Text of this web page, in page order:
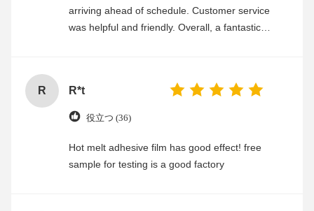
arriving ahead of schedule. Customer service
was helpful and friendly. Overall, a fantastic
R R*t
役立つ (36)
Hot melt adhesive film has good effect! free
sample for testing is a good factory